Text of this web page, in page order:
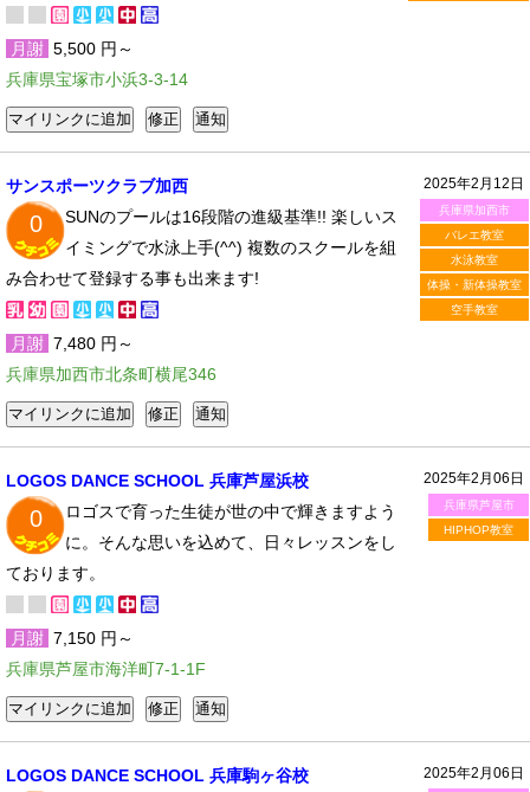
月謝 5,500 円～
兵庫県宝塚市小浜3-3-14
2025年2月12日
兵庫県加西市
バレエ教室
水泳教室
体操・新体操教室
空手教室
サンスポーツクラブ加西
0
SUNのプールは16段階の進級基準!! 楽しいス
イミングで水泳上手(^^) 複数のスクールを組
み合わせて登録する事も出来ます!
月謝 7,480 円～
兵庫県加西市北条町横尾346
2025年2月06日
兵庫県芦屋市
HIPHOP教室
LOGOS DANCE SCHOOL 兵庫芦屋浜校
0
ロゴスで育った生徒が世の中で輝きますよう
に。そんな思いを込めて、日々レッスンをし
ております。
月謝 7,150 円～
兵庫県芦屋市海洋町7-1-1F
2025年2月06日
LOGOS DANCE SCHOOL 兵庫駒ヶ谷校